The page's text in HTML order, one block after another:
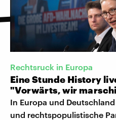
Rechtsruck in Europa
Eine Stunde History
"Vorwärts, wir
In Europa und
und rechtspopulistische